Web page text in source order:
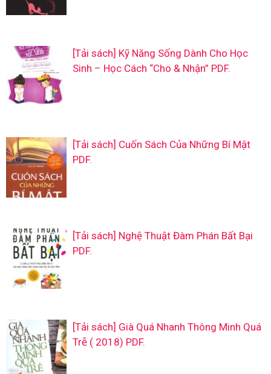
[Tải sách] Kỹ Năng Sống Dành Cho Học
Sinh – Học Cách “Cho & Nhận” PDF.
[Tải sách] Cuốn Sách Của Những Bí Mật
PDF.
[Tải sách] Nghệ Thuật Đàm Phán Bất Bại
PDF.
[Tải sách] Già Quá Nhanh Thông Minh Quá
Trễ ( 2018) PDF.